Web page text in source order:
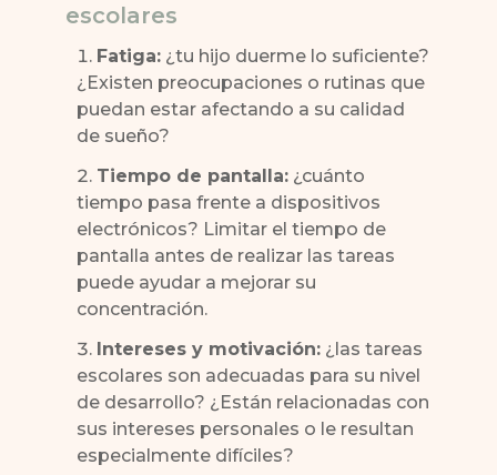
escolares
Fatiga: ¿tu hijo duerme lo suficiente?
¿Existen preocupaciones o rutinas que
puedan estar afectando a su calidad
de sueño?
Tiempo de pantalla: ¿cuánto
tiempo pasa frente a dispositivos
electrónicos? Limitar el tiempo de
pantalla antes de realizar las tareas
puede ayudar a mejorar su
concentración.
Intereses y motivación: ¿las tareas
escolares son adecuadas para su nivel
de desarrollo? ¿Están relacionadas con
sus intereses personales o le resultan
especialmente difíciles?